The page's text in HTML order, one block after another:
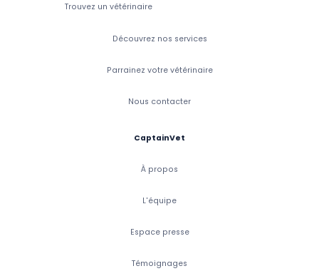
Trouvez un vétérinaire
Découvrez nos services
Parrainez votre vétérinaire
Nous contacter
CaptainVet
À propos
L'équipe
Espace presse
Témoignages